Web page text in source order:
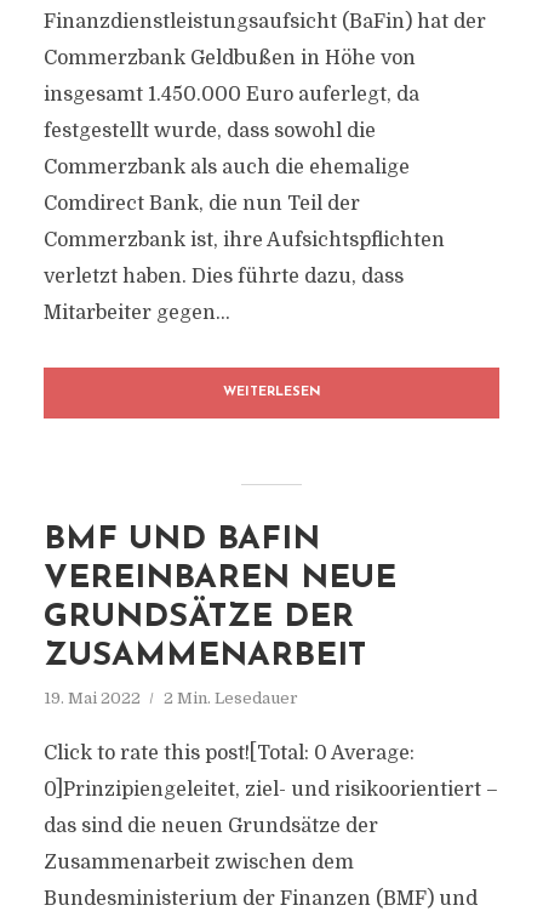
Finanzdienstleistungsaufsicht (BaFin) hat der
Commerzbank Geldbußen in Höhe von
insgesamt 1.450.000 Euro auferlegt, da
festgestellt wurde, dass sowohl die
Commerzbank als auch die ehemalige
Comdirect Bank, die nun Teil der
Commerzbank ist, ihre Aufsichtspflichten
verletzt haben. Dies führte dazu, dass
Mitarbeiter gegen...
WEITERLESEN
BMF UND BAFIN
VEREINBAREN NEUE
GRUNDSÄTZE DER
ZUSAMMENARBEIT
19. Mai 2022 2 Min. Lesedauer
Click to rate this post![Total: 0 Average:
0]Prinzipiengeleitet, ziel- und risikoorientiert –
das sind die neuen Grundsätze der
Zusammenarbeit zwischen dem
Bundesministerium der Finanzen (BMF) und